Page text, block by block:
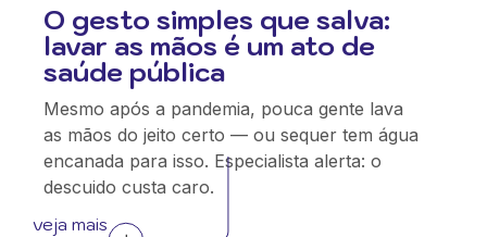
O gesto simples que salva:
lavar as mãos é um ato de
saúde pública
Mesmo após a pandemia, pouca gente lava
as mãos do jeito certo — ou sequer tem água
encanada para isso. Especialista alerta: o
descuido custa caro.
veja mais